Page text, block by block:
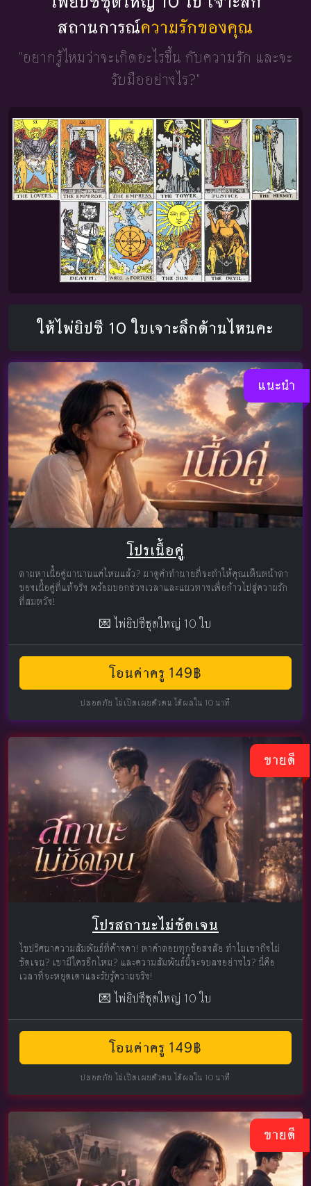
สถานการณ์ความรักของคุณ
"อยากรู้ไหมว่าจะเกิดอะไรขึ้น กับความรัก และจะ
รับมืออย่างไร?"
ให้ไพ่ยิปซี 10 ใบเจาะลึกด้านไหนคะ
แนะนำ
โปรเนื้อคู่
ตามหาเนื้อคู่มานานแค่ไหนแล้ว? มาดูคำทำนายที่จะทำให้คุณเห็นหน้าตา
ของเนื้อคู่ที่แท้จริง พร้อมบอกช่วงเวลาและแนวทางเพื่อก้าวไปสู่ความรัก
ที่สมหวัง!
💌 ไพ่ยิปซีชุดใหญ่ 10 ใบ
โอนค่าครู 149฿
ปลอดภัย ไม่เปิดเผยตัวตน ได้ผลใน 10 นาที
ขายดี
โปรสถานะไม่ชัดเจน
ไขปริศนาความสัมพันธ์ที่ค้างคา! หาคำตอบทุกข้อสงสัย ทำไมเขาถึงไม่
ชัดเจน? เขามีใครอีกไหม? และความสัมพันธ์นี้จะจบลงอย่างไร? นี่คือ
เวลาที่จะหยุดเดาและรับรู้ความจริง!
💌 ไพ่ยิปซีชุดใหญ่ 10 ใบ
โอนค่าครู 149฿
ปลอดภัย ไม่เปิดเผยตัวตน ได้ผลใน 10 นาที
ขายดี